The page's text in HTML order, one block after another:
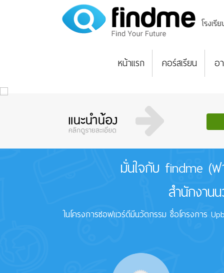
หน้าแรก คอร์สเรียน อ
มั่นใจกับ findme (
สำนักงาน
ในโครงการซอฟแวร์ดีมีนวัตกรรม ชื่อโครงการ